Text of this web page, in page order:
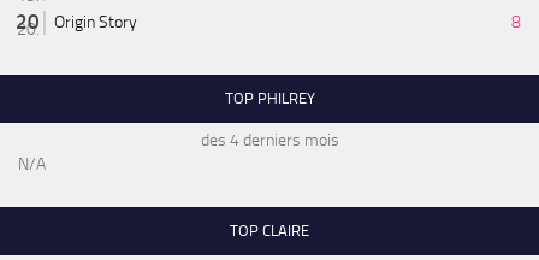
Origin Story
8
TOP PHILREY
des 4 derniers mois
N/A
TOP CLAIRE